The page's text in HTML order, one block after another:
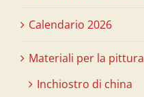
Calendario 2026
Materiali per la pittura
Inchiostro di china